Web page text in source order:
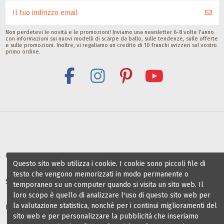
International
Non perdetevi le novità e le promozioni! Inviamo una newsletter 6-8 volte l'anno
con informazioni sui nuovi modelli di scarpe da ballo, sulle tendenze, sulle offerte
e sulle promozioni. Inoltre, vi regaliamo un credito di 10 franchi svizzeri sul vostro
primo ordine.
Offerte per scuole e maestri di danza
Scuole di ballo partner
Informazioni
Questo sito web utilizza i cookie. I cookie sono piccoli file di
testo che vengono memorizzati in modo permanente o
temporaneo su un computer quando si visita un sito web. Il
loro scopo è quello di analizzare l'uso di questo sito web per
la valutazione statistica, nonché per i continui miglioramenti del
sito web e per personalizzare la pubblicità che inseriamo